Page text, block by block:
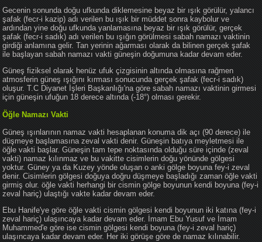
Gecenin sonunda doğu ufkunda diklemesine beyaz bir ışık görülür, yalancı
şafak (fecr-i kazip) adı verilen bu ışık bir müddet sonra kaybolur ve
ardından yine doğu ufkunda yanlamasına beyaz bir ışık görülür, gerçek
şafak (fecr-i sadık) adı verilen bu ışığın görülmesi sabah namazı vaktinin
girdiği anlamına gelir. Tan yerinin ağarması olarak da bilinen gerçek şafak
ile başlayan sabah namazı vakti güneşin doğumuna kadar devam eder.
Güneş fiziksel olarak henüz ufuk çizgisinin altında olmasına rağmen
atmosferin güneş ışığını kırması sonucunda gerçek şafak (fecr-i sadık)
oluşur. T.C Diyanet İşleri Başkanlığı'na göre sabah namazı vaktinin girmesi
için güneşin ufuğun 18 derece altında (-18°) olması gerekir.
Öğle Namazı Vakti
Güneş ışınlarının namaz vakti hesaplanan konuma dik açı (90 derece) ile
düşmeye başlamasına zeval vakti denir. Güneşin batıya meyletmesi ile
öğle vakti başlar. Güneşin tam tepe noktasında olduğu süre içinde (zeval
vakti) namaz kılınmaz ve bu vakitte cisimlerin doğu yönünde gölgesi
yoktur. Güney ya da Kuzey yönde oluşan o anki gölge boyuna fey-i zeval
denir. Cisimlerin gölgesi doğuya doğru düşmeye başladığı zaman öğle vakti
girmiş olur. öğle vakti herhangi bir cismin gölge boyunun kendi boyuna (fey-i
zeval hariç) ulaştığı vakte kadar devam eder.
Ebu Hanife'ye göre öğle vakti cismin gölgesi kendi boyunun iki katına (fey-i
zeval hariç) ulaşıncaya kadar devam eder. İmam Ebu Yusuf ve İmam
Muhammed'e göre ise cismin gölgesi kendi boyuna (fey-i zeval hariç)
ulaşıncaya kadar devam eder. Her iki görüşe göre de namaz kılınabilir.